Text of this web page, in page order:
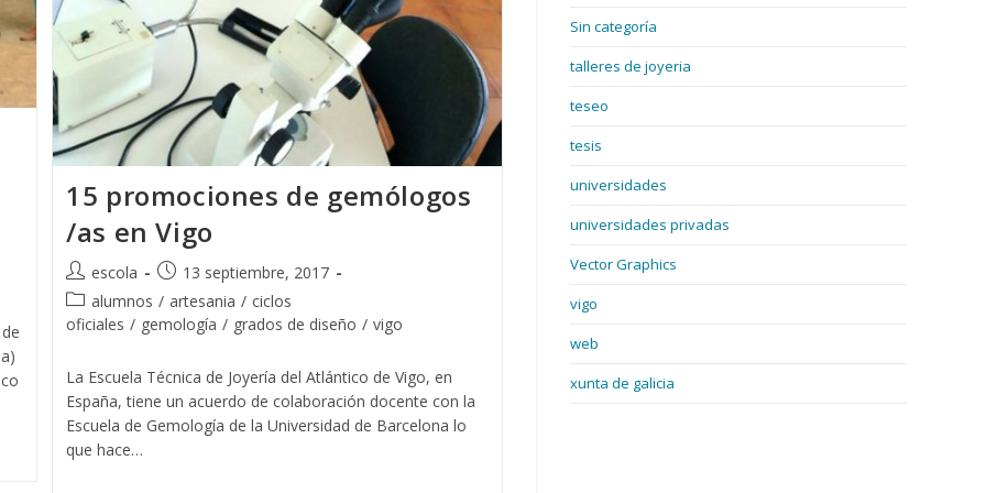
15 promociones de gemólogos
/as en Vigo
Autor
de
la
escola
Publicación
de
la
entrada:
13 septiembre, 2017
Categoría
de
entrada:
alumnos / artesania / ciclos
oficiales / gemología / grados de diseño / vigo
La Escuela Técnica de Joyería del Atlántico de Vigo, en
España, tiene un acuerdo de colaboración docente con la
Escuela de Gemología de la Universidad de Barcelona lo
que hace…
Sin categoría
talleres de joyeria
teseo
tesis
universidades
universidades privadas
Vector Graphics
vigo
web
xunta de galicia